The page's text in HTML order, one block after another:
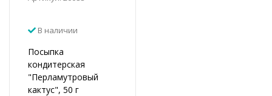
В наличии
Посыпка
кондитерская
"Перламутровый
кактус", 50 г